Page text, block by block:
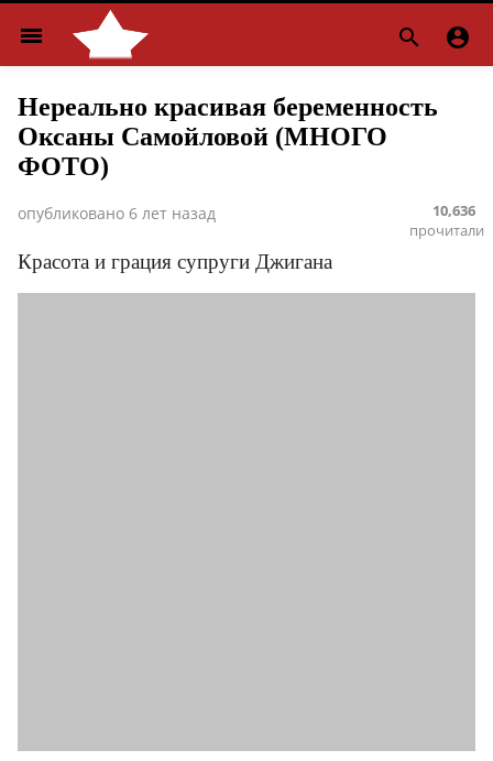
menu  
Нереально красивая беременность
Оксаны Самойловой (МНОГО
ФОТО)
опубликовано 6 лет назад
10,636
прочитали
Красота и грация супруги Джигана